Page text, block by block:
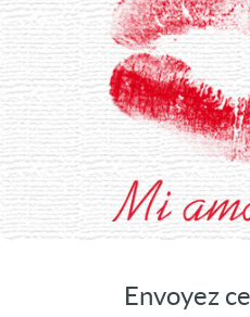
Envoyez